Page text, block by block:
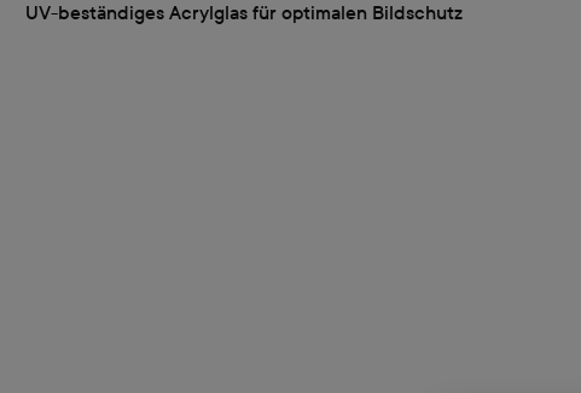
UV-beständiges Acrylglas für optimalen Bildschutz